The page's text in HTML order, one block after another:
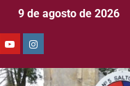
9 de agosto de 2026